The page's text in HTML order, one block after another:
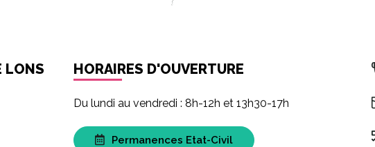
LONS
HORAIRES D'OUVERTURE
Du lundi au vendredi : 8h-12h et 13h30-17h
Permanences Etat-Civil